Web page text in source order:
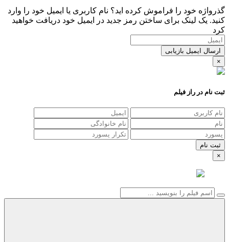
گذرواژه خود را فراموش کرده اید؟ نام کاربری یا ایمیل خود را وارد
کنید. یک لینک برای ساختن رمز جدید در ایمیل خود دریافت خواهید
کرد
ارسال ایمیل بازیابی
×
ثبت نام در راز فیلم
×